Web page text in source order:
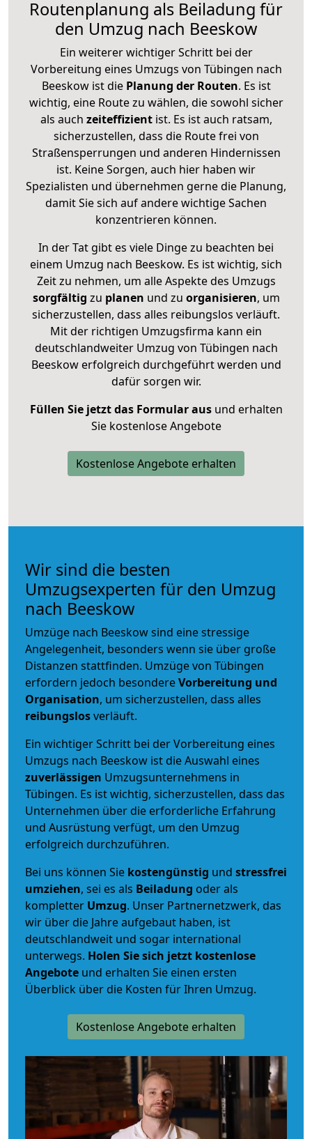
Routenplanung als Beiladung für
den Umzug nach Beeskow
Ein weiterer wichtiger Schritt bei der
Vorbereitung eines Umzugs von Tübingen nach
Beeskow ist diePlanung der Routen. Es ist
wichtig, eine Route zu wählen, die sowohl sicher
als auch zeiteffizientist. Es ist auch ratsam,
sicherzustellen, dass die Route frei von
Straßensperrungen und anderen Hindernissen
ist. Keine Sorgen, auch hier haben wir
Spezialisten und übernehmen gerne die Planung,
damit Sie sich auf andere wichtige Sachen
konzentrieren können.
In der Tat gibt es viele Dinge zu beachten bei
einem Umzug nach Beeskow. Es ist wichtig, sich
Zeit zu nehmen, um alle Aspekte des Umzugs
sorgfältig zu planen und zu organisieren, um
sicherzustellen, dass alles reibungslos verläuft.
Mit der richtigen Umzugsfirma kann ein
deutschlandweiter Umzug von Tübingen nach
Beeskow erfolgreich durchgeführt werden und
dafür sorgen wir.
Füllen Sie jetzt das Formular ausund erhalten
Sie kostenlose Angebote
Kostenlose Angebote erhalten
Wir sind die besten
Umzugsexperten für den Umzug
nach Beeskow
Umzüge nach Beeskow sind eine stressige
Angelegenheit, besonders wenn sie über große
Distanzen stattfinden. Umzüge von Tübingen
erfordern jedoch besondereVorbereitung und
Organisation, um sicherzustellen, dass alles
reibungslosverläuft.
Ein wichtiger Schritt bei der Vorbereitung eines
Umzugs nach Beeskow ist die Auswahl eines
zuverlässigen Umzugsunternehmens in
Tübingen. Es ist wichtig, sicherzustellen, dass das
Unternehmen über die erforderliche Erfahrung
und Ausrüstung verfügt, um den Umzug
erfolgreich durchzuführen.
Bei uns können Sie kostengünstig und stressfrei
umziehen, sei es als Beiladung oder als
kompletter Umzug. Unser Partnernetzwerk, das
wir über die Jahre aufgebaut haben, ist
deutschlandweit und sogar international
unterwegs. Holen Sie sich jetzt kostenlose
Angebote und erhalten Sie einen ersten
Überblick über die Kosten für Ihren Umzug.
Kostenlose Angebote erhalten